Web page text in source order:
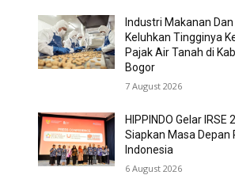
Industri Makanan
Keluhkan Tingginya
Pajak Air Tanah di
Bogor
7 August 2026
HIPPINDO Gelar IRSE
Siapkan Masa Depan
Indonesia
6 August 2026